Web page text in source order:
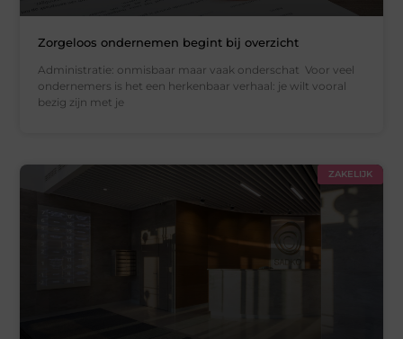
Zorgeloos ondernemen begint bij overzicht
Administratie: onmisbaar maar vaak onderschat Voor veel
ondernemers is het een herkenbaar verhaal: je wilt vooral
bezig zijn met je
ZAKELIJK